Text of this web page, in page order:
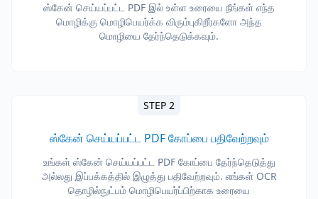
ஸ்கேன் செய்யப்பட்ட PDF இல் உள்ள உரையை நீங்கள் எந்த
மொழிக்கு மொழிபெயர்க்க விரும்புகிறீர்களோ அந்த
மொழியை தேர்ந்தெடுக்கவும்.
STEP 2
ஸ்கேன் செய்யப்பட்ட PDF கோப்பை பதிவேற்றவும்
உங்கள் ஸ்கேன் செய்யப்பட்ட PDF கோப்பை தேர்ந்தெடுத்து
அல்லது இப்பக்கத்தில் இழுத்து பதிவேற்றவும். எங்கள் OCR
தொழில்நுட்பம் மொழிபெயர்ப்பிற்காக உரையை